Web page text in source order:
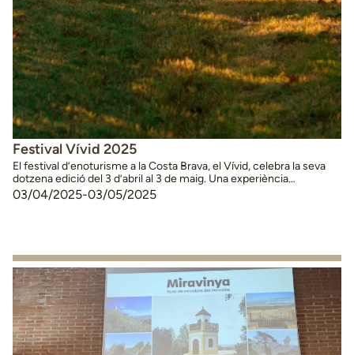
Festival Vívid 2025
El festival d’enoturisme a la Costa Brava, el Vívid, celebra la seva
dotzena edició del 3 d’abril al 3 de maig. Una experiència
enoturística amb 60 activitats exclusives. El festival s’impulsa des
del Patronat de Turisme Costa Brava de la Diputació de Girona i
03/04/2025-03/05/2025